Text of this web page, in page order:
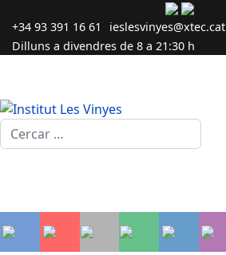
+34 93 391 16 61
ieslesvinyes@xtec.cat
Dilluns a divendres de 8 a 21:30 h
Cercar...